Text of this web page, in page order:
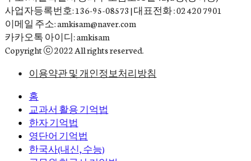
사업자등록번호: 136-95-08573 | 대표전화 : 02 420 7901
이메일 주소: amkisam@naver.com
카카오톡 아이디: amkisam
Copyright ⓒ 2022 All rights reserved.
이용약관 및 개인정보처리방침
홈
교과서 활용 기억법
한자 기억법
영단어 기억법
한국사(내신, 수능)